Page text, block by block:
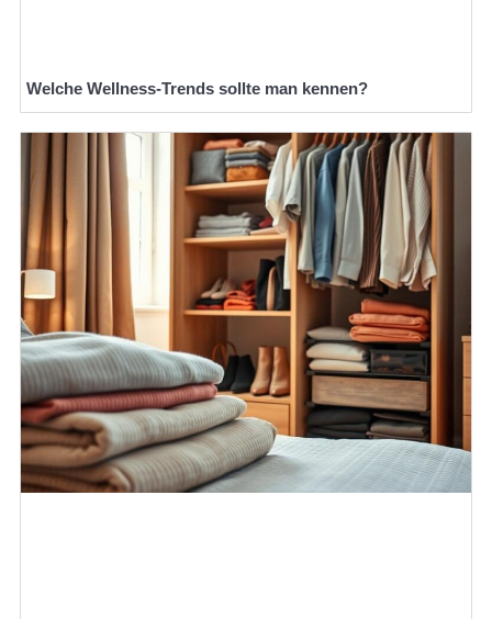
Welche Wellness-Trends sollte man kennen?